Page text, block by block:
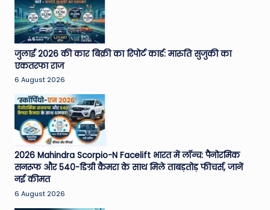
जुलाई 2026 की कार बिक्री का रिपोर्ट कार्ड: मारुति सुजुकी का
एकतरफा राज
6 August 2026
2026 Mahindra Scorpio-N Facelift भारत में लॉन्च: पैनोरमिक
सनरूफ और 540-डिग्री कैमरा के साथ मिले ताबड़तोड़ फीचर्स, जानें
नई कीमत
6 August 2026